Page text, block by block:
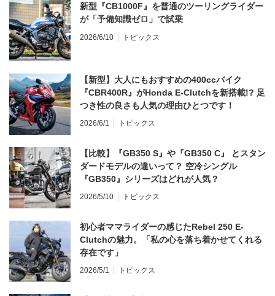
新型『CB1000F』を普通のツーリングライダー
が「予備知識ゼロ」で試乗
2026/6/10 トピックス
【新型】大人にもおすすめの400ccバイク
『CBR400R』がHonda E-Clutchを新搭載!? 足
つき性の良さも人気の理由ひとつです！
2026/6/1 トピックス
【比較】『GB350 S』や『GB350 C』 とスタン
ダードモデルの違いって？ 空冷シングル
『GB350』シリーズはどれが人気？
2026/5/10 トピックス
初心者ママライダーの感じたRebel 250 E-
Clutchの魅力。「私の心を落ち着かせてくれる
存在です」
2026/5/1 トピックス